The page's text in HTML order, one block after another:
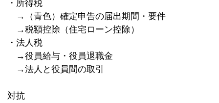
・所得税
→（青色）確定申告の届出期間・要件
→税額控除（住宅ローン控除）
・法人税
→役員給与・役員退職金
→法人と役員間の取引
対抗